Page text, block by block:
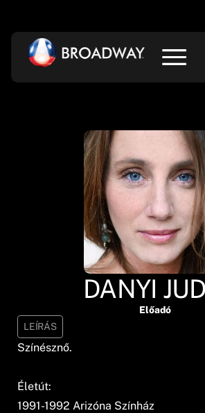
DANYI
Előadó
LEÍRÁS
Színésznő.
Életút:
1991-1992 Arizóna Színház